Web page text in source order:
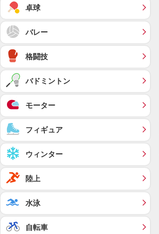
卓球
バレー
格闘技
バドミントン
モーター
フィギュア
ウィンター
陸上
水泳
自転車